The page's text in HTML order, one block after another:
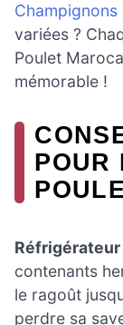
Champignons
variées ?
Poulet
mémorable !
POUR
Réfrigérateur
contenants
le ragoût
perdre sa